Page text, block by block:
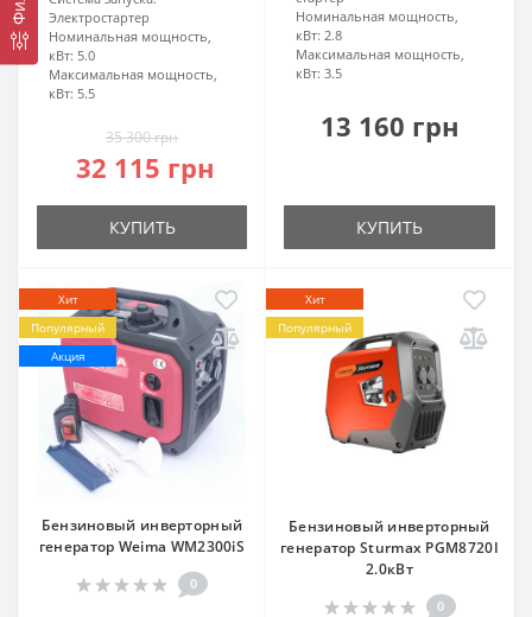
Электростартер
Номинальная мощность,
кВт: 5.0
Максимальная мощность,
кВт: 5.5
35 300 грн
32 115 грн
КУПИТЬ
Номинальная мощность,
кВт: 2.8
Максимальная мощность,
кВт: 3.5
13 160 грн
КУПИТЬ
Хит
Популярный
Акция
Бензиновый инверторный
генератор Weima WM2300iS
0
Хит
Популярный
Бензиновый инверторный
генератор Sturmax PGM8720I
2.0кВт
0